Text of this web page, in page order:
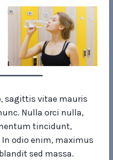
sagittis vitae mauris
Nulla orci nulla,
tincidunt,
odio enim, maximus
sed massa.